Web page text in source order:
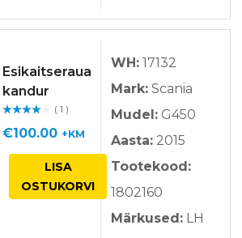
Esikaitseraua
kandur
guga/ 5
( 1 )
€100.00 +KM
LISA
OSTUKORVI
WH: 17132
Mark: Scania
Mudel: G450
Aasta: 2015
Tootekood:
1802160
Märkused: LH